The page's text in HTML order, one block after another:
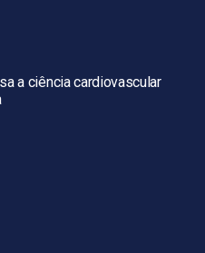
a ciência cardiovascular